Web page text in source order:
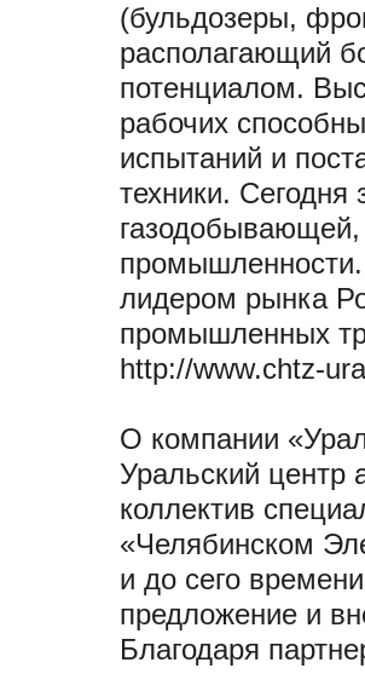
(бульдозеры,
располагающий
потенциалом.
рабочих
испытаний и
техники.
газодобывающей,
промышленности.
лидером рынка
промышленных
http://www.chtz-
О компании
Уральский центр
коллектив
«Челябинском
и до сего
предложение и
Благодаря